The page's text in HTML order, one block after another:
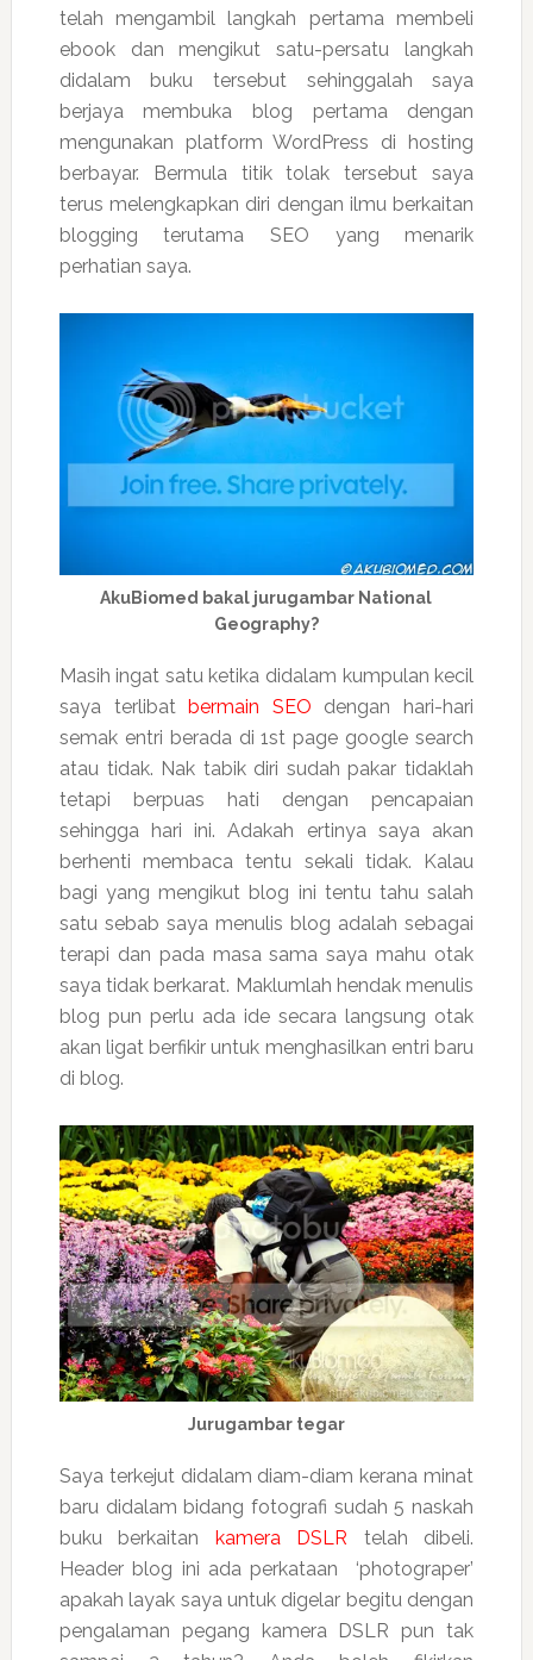
telah mengambil langkah pertama membeli
ebook dan mengikut satu-persatu langkah
didalam buku tersebut sehinggalah saya
berjaya membuka blog pertama dengan
mengunakan platform WordPress di hosting
berbayar. Bermula titik tolak tersebut saya
terus melengkapkan diri dengan ilmu berkaitan
blogging terutama SEO yang menarik
perhatian saya.
AkuBiomed bakal jurugambar National
Geography?
Masih ingat satu ketika didalam kumpulan kecil
saya terlibatbermain SEO dengan hari-hari
semak entri berada di 1st page google search
atau tidak. Nak tabik diri sudah pakar tidaklah
tetapi berpuas hati dengan pencapaian
sehingga hari ini. Adakah ertinya saya akan
berhenti membaca tentu sekali tidak. Kalau
bagi yang mengikut blog ini tentu tahu salah
satu sebab saya menulis blog adalah sebagai
terapi dan pada masa sama saya mahu otak
saya tidak berkarat. Maklumlah hendak menulis
blog pun perlu ada ide secara langsung otak
akan ligat berfikir untuk menghasilkan entri baru
di blog.
Jurugambar tegar
Saya terkejut didalam diam-diam kerana minat
baru didalam bidang fotografi sudah 5 naskah
buku berkaitan kamera DSLR telah dibeli.
Header blog ini ada perkataan ‘photograper’
apakah layak saya untuk digelar begitu dengan
pengalaman pegang kamera DSLR pun tak